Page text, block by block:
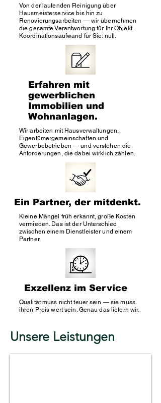
Von der laufenden Reinigung über
Hausmeisterservice bis hin zu
Renovierungsarbeiten — wir übernehmen
die gesamte Verantwortung für Ihr Objekt.
Koordinationsaufwand für Sie: null.
Erfahren mit
gewerblichen
Immobilien und
Wohnanlagen.
Wir arbeiten mit Hausverwaltungen,
Eigentümergemeinschaften und
Gewerbebetrieben — und verstehen die
Anforderungen, die dabei wirklich zählen.
Ein Partner, der mitdenkt.
Kleine Mängel früh erkannt, große Kosten
vermieden. Das ist der Unterschied
zwischen einem Dienstleister und einem
Partner.
Exzellenz im Service
Qualität muss nicht teuer sein — sie muss
ihren Preis wert sein. Genau das liefern wir.
Unsere Leistungen